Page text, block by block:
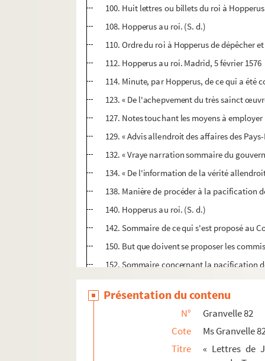
100. Huit lettres ou billets du roi à
108. Hopperus au roi. (S. d.)
110. Ordre du roi à Hopperus de dépêcher
112. Hopperus au roi. Madrid, 5 février 1576
114. Minute, par Hopperus, de ce qui a été
123. « De l'achepvement du très sainct
127. Notes touchant les moyens à
129. « Advis allendroit des affaires des
132. « Vraye narration sommaire du
134. « De l'information de la vérité
138. Manière de procéder à la pacification
140. Hopperus au roi. (S. d.)
142. Sommaire de ce qui s'est proposé au
150. But que doivent se proposer les
152. Sommaire concernant la pacification
165. Minute de la pièce dont la copie est
171. « Brief discours sur les allégations de
175. Hopperus au roi. (S. d.)
183. Commencement d'une lettre en
184. Dix lettres de Hopperus au roi. (S. l. n.
Présentation du contenu
N°
Granvelle 82
Cote
Ms Granvelle
Titre
« Lettres de